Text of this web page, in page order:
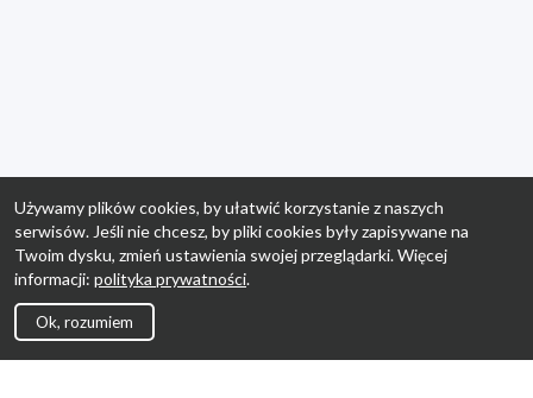
Używamy plików cookies, by ułatwić korzystanie z naszych
serwisów. Jeśli nie chcesz, by pliki cookies były zapisywane na
Twoim dysku, zmień ustawienia swojej przeglądarki. Więcej
informacji: polityka prywatności.
Ok, rozumiem